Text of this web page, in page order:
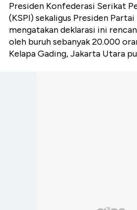
Presiden Konfederasi Serikat
(KSPI) sekaligus Presiden
mengatakan deklarasi ini
oleh buruh sebanyak 20.000
Kelapa Gading, Jakarta Utara